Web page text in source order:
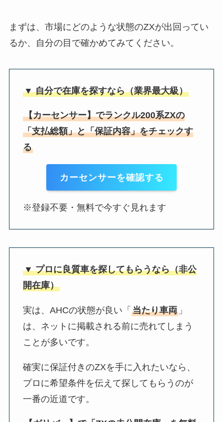
まずは、市場にどのような状態のZXが出回ってい
るか、自分の目で確かめてみてください。
▼ 自分で在庫を探すなら（業界最大級）
【カーセンサー】でランクル200系ZXの
「支払総額」と「保証内容」をチェックす
る
カーセンサーを確認する
※登録不要・無料で今すぐ見れます
▼ プロに良質車を探してもらうなら（非公
開在庫）
実は、AHCの状態が良い「 当たり車両」
は、ネットに掲載される前に売れてしまう
ことが多いです。
確実に保証付きのZXを手に入れたいなら、
プロに希望条件を伝えて探してもらうのが
一番の近道です。